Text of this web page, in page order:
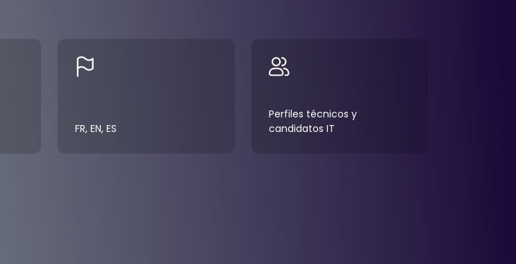
FR, EN, ES
Perfiles técnicos y
candidatos IT